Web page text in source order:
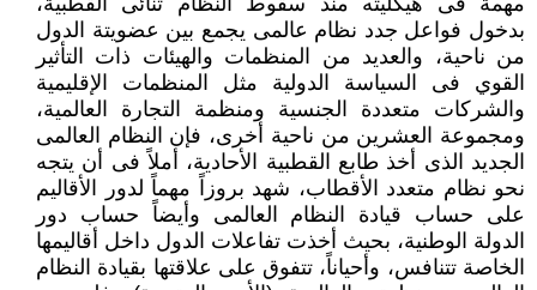
بدخول فواعل جدد نظام عالمى يجمع بين عضويتة الدول
من ناحية، والعديد من المنظمات والهيئات ذات التأثير
القوي فى السياسة الدولية مثل المنظمات الإقليمية
والشركات متعددة الجنسية ومنظمة التجارة العالمية،
ومجموعة العشرين من ناحية أخرى، فإن النظام العالمى
الجديد الذى أخذ طابع القطبية الأحادية، أملاً فى أن يتجه
نحو نظام متعدد الأقطاب، شهد بروزاً مهماً لدور الأقاليم
على حساب قيادة النظام العالمى وأيضاً حساب دور
الدولة الوطنية، بحيث أخذت تفاعلات الدول داخل أقاليمها
الخاصة تتنافس، وأحياناً، تتفوق على علاقتها بقيادة النظام